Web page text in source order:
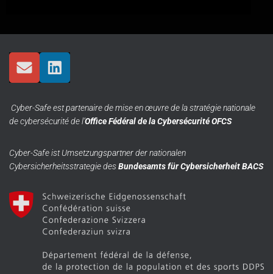
Cyber-Safe est partenaire de mise en œuvre de la stratégie nationale
de cybersécurité de l’Office Fédéral de la Cybersécurité OFCS
Cyber-Safe ist Umsetzungspartner der nationalen
Cybersicherheitsstrategie desBundesamts für Cybersicherheit BACS